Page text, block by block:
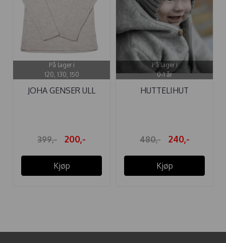
På lager i
120, 130, 150
JOHA GENSER ULL
399,- 200,-
Kjøp
På lager i
0-1 år
HUTTELIHUT
480,- 240,-
Kjøp